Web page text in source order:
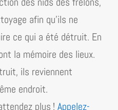
afin qu’ils ne
ce qui a été détruit. En
la mémoire des lieux.
ils reviennent
endroit.
plus ! Appelez-